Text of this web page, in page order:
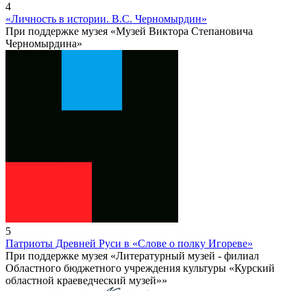
4
«Личность в истории. В.С. Черномырдин»
При поддержке музея «Музей Виктора Степановича
Черномырдина»
5
Патриоты Древней Руси в «Слове о полку Игореве»
При поддержке музея «Литературный музей - филиал
Областного бюджетного учреждения культуры «Курский
областной краеведческий музей»»